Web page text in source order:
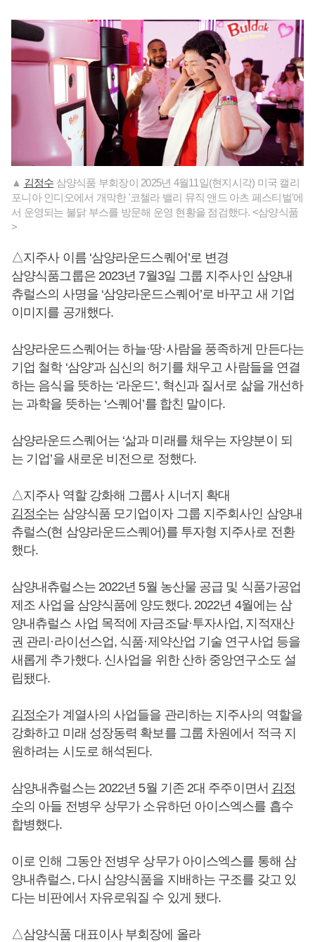
▲ 김정수 삼양식품 부회장이 2025년 4월11일(현지시각) 미국 캘리
포니아 인디오에서 개막한 '코첼라 밸리 뮤직 앤드 아츠 페스티벌'에
서 운영되는 불닭 부스를 방문해 운영 현황을 점검했다. <삼양식품
>
△지주사 이름 ‘삼양라운드스퀘어’로 변경
삼양식품그룹은 2023년 7월3일 그룹 지주사인 삼양내
츄럴스의 사명을 ‘삼양라운드스퀘어’로 바꾸고 새 기업
이미지를 공개했다.
삼양라운드스퀘어는 하늘·땅·사람을 풍족하게 만든다는
기업 철학 ‘삼양’과 심신의 허기를 채우고 사람들을 연결
하는 음식을 뜻하는 ‘라운드’, 혁신과 질서로 삶을 개선하
는 과학을 뜻하는 ‘스퀘어’를 합친 말이다.
삼양라운드스퀘어는 ‘삶과 미래를 채우는 자양분이 되
는 기업’을 새로운 비전으로 정했다.
△지주사 역할 강화해 그룹사 시너지 확대
김정수는 삼양식품 모기업이자 그룹 지주회사인 삼양내
츄럴스(현 삼양라운드스퀘어)를 투자형 지주사로 전환
했다.
삼양내츄럴스는 2022년 5월 농산물 공급 및 식품가공업
제조 사업을 삼양식품에 양도했다. 2022년 4월에는 삼
양내츄럴스 사업 목적에 자금조달·투자사업, 지적재산
권 관리·라이선스업, 식품·제약산업 기술 연구사업 등을
새롭게 추가했다. 신사업을 위한 산하 중앙연구소도 설
립됐다.
김정수가 계열사의 사업들을 관리하는 지주사의 역할을
강화하고 미래 성장동력 확보를 그룹 차원에서 적극 지
원하려는 시도로 해석된다.
삼양내츄럴스는 2022년 5월 기존 2대 주주이면서 김정
수의 아들 전병우 상무가 소유하던 아이스엑스를 흡수
합병했다.
이로 인해 그동안 전병우 상무가 아이스엑스를 통해 삼
양내츄럴스, 다시 삼양식품을 지배하는 구조를 갖고 있
다는 비판에서 자유로워질 수 있게 됐다.
△삼양식품 대표이사 부회장에 올라